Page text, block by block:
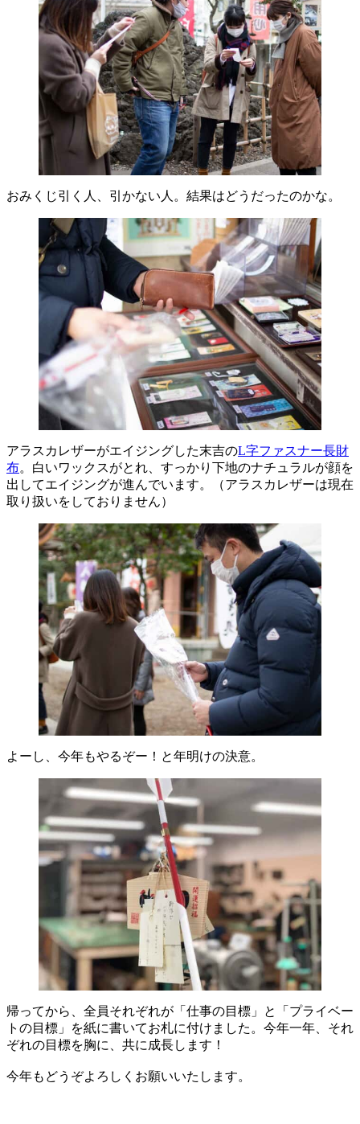
おみくじ引く人、引かない人。結果はどうだったのかな。
アラスカレザーがエイジングした末吉のL字ファスナー長財
布。白いワックスがとれ、すっかり下地のナチュラルが顔を
出してエイジングが進んでいます。（アラスカレザーは現在
取り扱いをしておりません）
よーし、今年もやるぞー！と年明けの決意。
帰ってから、全員それぞれが「仕事の目標」と「プライベー
トの目標」を紙に書いてお札に付けました。今年一年、それ
ぞれの目標を胸に、共に成長します！
今年もどうぞよろしくお願いいたします。